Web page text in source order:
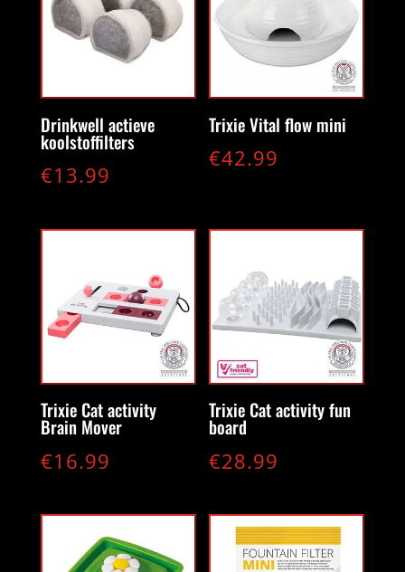
Drinkwell actieve
koolstoffilters
€13.99
Trixie Vital flow mini
€42.99
Trixie Cat activity
Brain Mover
€16.99
Trixie Cat activity fun
board
€28.99